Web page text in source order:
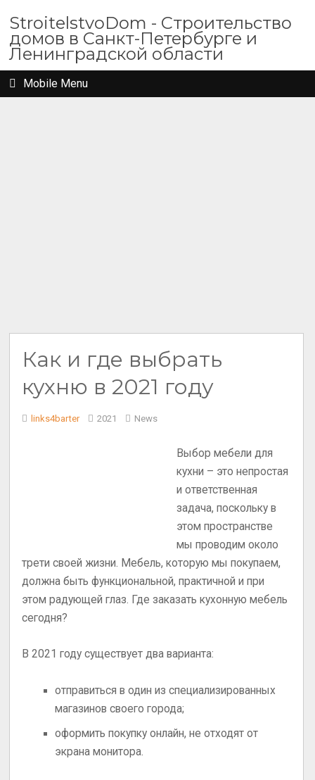
StroitelstvoDom - Строительство
домов в Санкт-Петербурге и
Ленинградской области
Mobile Menu
Как и где выбрать
кухню в 2021 году
links4barter 2021 News
Выбор мебели для
кухни – это непростая
и ответственная
задача, поскольку в
этом пространстве
мы проводим около
трети своей жизни. Мебель, которую мы покупаем,
должна быть функциональной, практичной и при
этом радующей глаз. Где заказать кухонную мебель
сегодня?
В 2021 году существует два варианта:
отправиться в один из специализированных
магазинов своего города;
оформить покупку онлайн, не отходят от
экрана монитора.